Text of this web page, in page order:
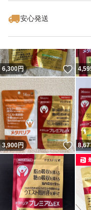
安心発送
6,300円 いい
3,900円 いい